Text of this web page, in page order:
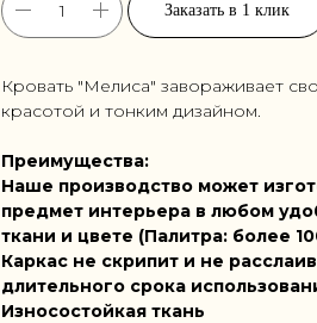
Заказать в 1 клик
Кровать "Мелиса" завораживает
красотой и тонким дизайном.
Преимущества:
Наше производство может
предмет интерьера в любом
ткани и цвете (Палитра: более
Каркас не скрипит и не
длительного срока
Износостойкая ткань